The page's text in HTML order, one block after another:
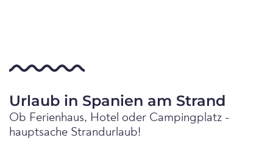
Urlaub in Spanien am Strand
Ob Ferienhaus, Hotel oder Campingplatz -
hauptsache Strandurlaub!